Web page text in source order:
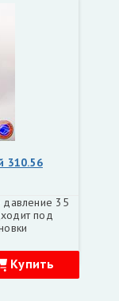
310.56
давление 35
под
Купить